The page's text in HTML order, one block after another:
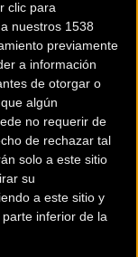
clic para
nuestros 1538
previamente
a información
de otorgar o
algún
no requerir de
de rechazar tal
solo a este sitio
su
a este sitio y
inferior de la
© 1987–2026 HERE
200 km
hacerte tienda